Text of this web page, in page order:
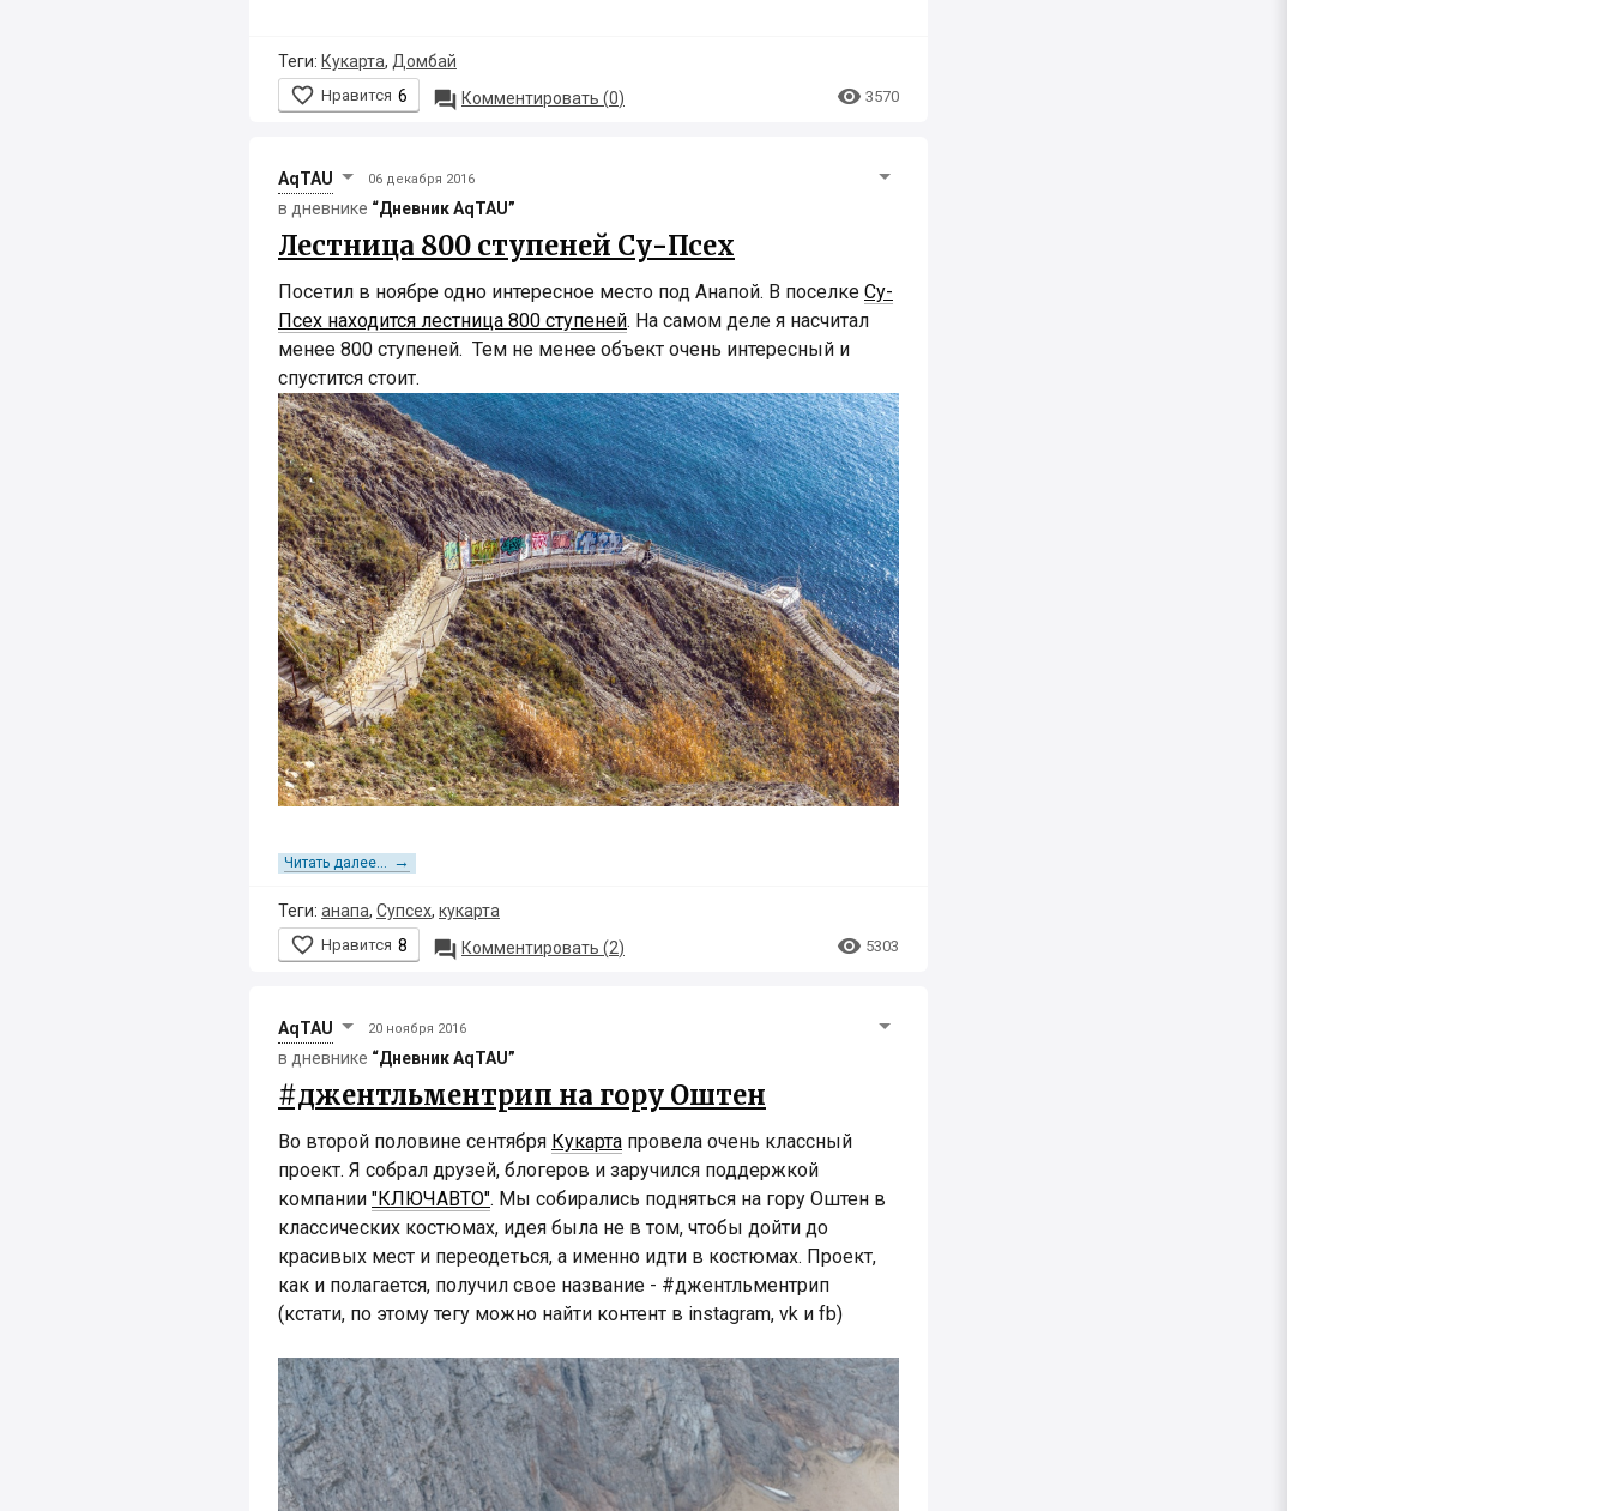
Теги: Кукарта, Домбай
 Нравится 6  Комментировать (0)  3570
AqTAU 06 декабря 2016
в дневнике “Дневник AqTAU”
Лестница 800 ступеней Су-Псех
Посетил в ноябре одно интересное место под Анапой. В поселке Су-
Псех находится лестница 800 ступеней. На самом деле я насчитал
менее 800 ступеней. Тем не менее объект очень интересный и
спустится стоит.
Читать далее... →
Теги: анапа, Супсех, кукарта
 Нравится 8  Комментировать (2)  5303
AqTAU 20 ноября 2016
в дневнике “Дневник AqTAU”
#джентльментрип на гору Оштен
Во второй половине сентября Кукарта провела очень классный
проект. Я собрал друзей, блогеров и заручился поддержкой
компании "КЛЮЧАВТО". Мы собирались подняться на гору Оштен в
классических костюмах, идея была не в том, чтобы дойти до
красивых мест и переодеться, а именно идти в костюмах. Проект,
как и полагается, получил свое название - #джентльментрип
(кстати, по этому тегу можно найти контент в instagram, vk и fb)